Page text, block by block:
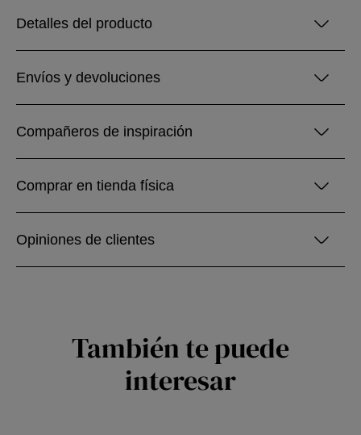
Detalles del producto
Envíos y devoluciones
Compañeros de inspiración
Comprar en tienda física
Opiniones de clientes
También te puede
interesar